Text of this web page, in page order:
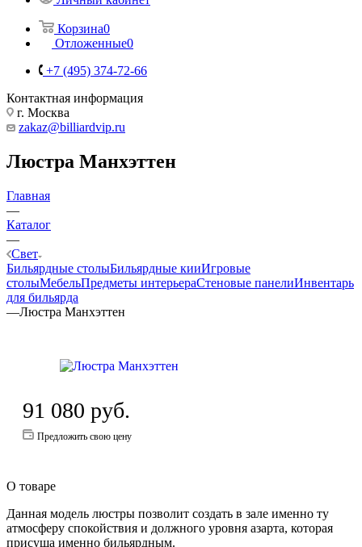
Корзина0
Отложенные0
+7 (495) 374-72-66
Контактная информация
г. Москва
zakaz@billiardvip.ru
Люстра Манхэттен
Главная
—
Каталог
—
Свет
Бильярдные столыБильярдные кииИгровые
столыМебельПредметы интерьераСтеновые панелиИнвентарь
для бильярда
—Люстра Манхэттен
91 080 руб.
Предложить свою цену
О товаре
Данная модель люстры позволит создать в зале именно ту
атмосферу спокойствия и должного уровня азарта, которая
присуща именно бильярдным.